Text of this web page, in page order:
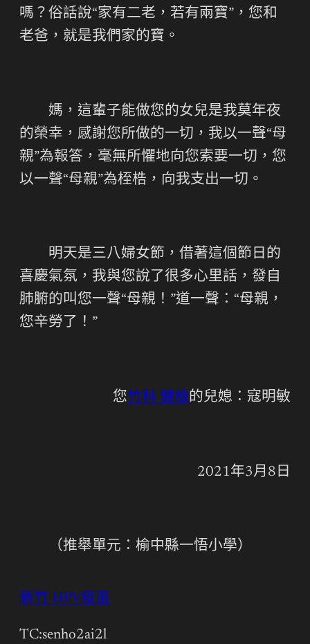
嗎？俗話說“家有二老，若有兩寶”，您和
老爸，就是我們家的寶。
媽，這輩子能做您的女兒是我莫年夜
的榮幸，感謝您所做的一切，我以一聲“母
親”為報答，毫無所懼地向您索要一切，您
以一聲“母親”為桎梏，向我支出一切。
明天是三八婦女節，借著這個節日的
喜慶氣氛，我與您說了很多心里話，發自
肺腑的叫您一聲“母親！”道一聲：“母親，
您辛勞了！”
您竹科 健檢的兒媳：寇明敏
2021年3月8日
（推舉單元：榆中縣一悟小學）
新竹 HPV疫苗
TC:senho2ai2l